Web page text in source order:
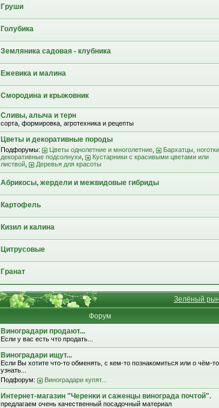
Груши
Голубика
Земляника садовая - клубника
Ежевика и малина
Смородина и крыжовник
Сливы, алыча и терн
сорта, формировка, агротехника и рецепты
Цветы и декоративные породы
Подфорумы: Цветы однолетние и многолетние
Бархатцы,
декоративные подсолнухи
Кустарники с красивыми цветами или
листвой
Деревья для красоты
Абрикосы, жердели и межвидовые гибриды
Картофель
Кизил и калина
Цитрусовые
Гранат
Зелёный
Форум
Виноградари продают...
Если у вас есть что продать...
Виноградари ищут...
Если Вы хотите что-то обменять, с кем-то познакомиться или о чём-то
узнать...
Подфорум:
Виноградари купят...
Интернет-магазин "Черенки и саженцы винограда почтой".
предлагаем очень качественный посадочный материал